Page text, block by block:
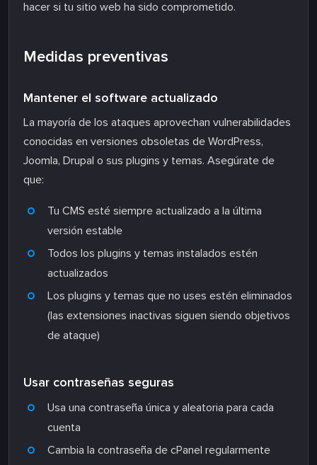
hacer si tu sitio web ha sido comprometido.
Medidas preventivas
Mantener el software actualizado
La mayoría de los ataques aprovechan vulnerabilidades
conocidas en versiones obsoletas de WordPress,
Joomla, Drupal o sus plugins y temas. Asegúrate de
que:
Tu CMS esté siempre actualizado a la última
versión estable
Todos los plugins y temas instalados estén
actualizados
Los plugins y temas que no uses estén eliminados
(las extensiones inactivas siguen siendo objetivos
de ataque)
Usar contraseñas seguras
Usa una contraseña única y aleatoria para cada
cuenta
Cambia la contraseña de cPanel regularmente